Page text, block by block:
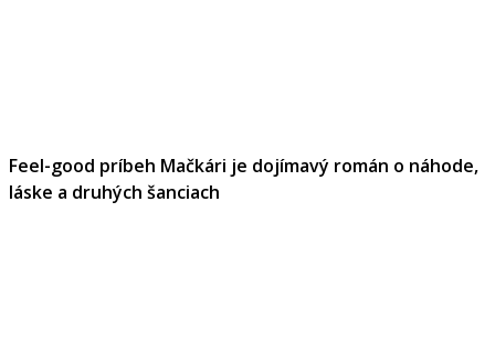
Feel-good príbeh Mačkári je dojímavý román o náhode,
láske a druhých šanciach